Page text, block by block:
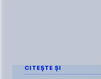
CITEȘTE ȘI